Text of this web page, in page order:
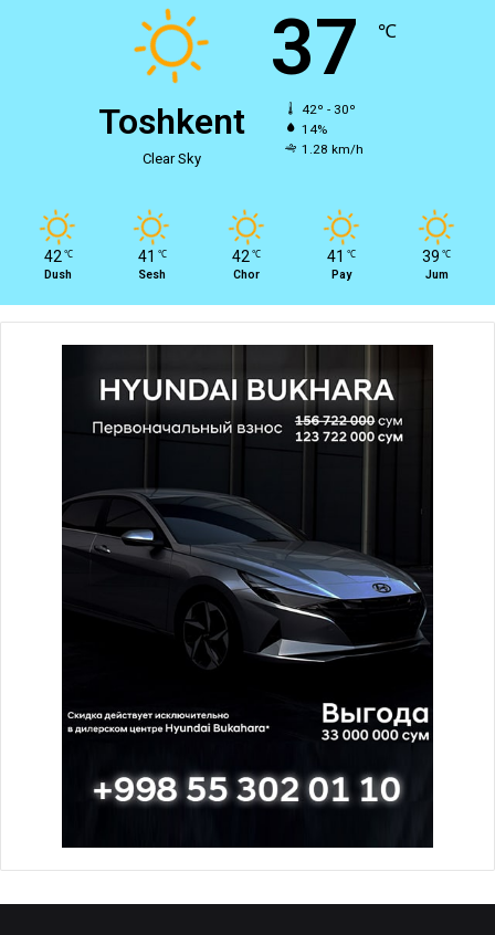
Toshkent
Clear Sky
37 ℃
42º - 30º
14%
1.28 km/h
42 ℃
Dush
41 ℃
Sesh
42 ℃
Chor
41 ℃
Pay
39 ℃
Jum